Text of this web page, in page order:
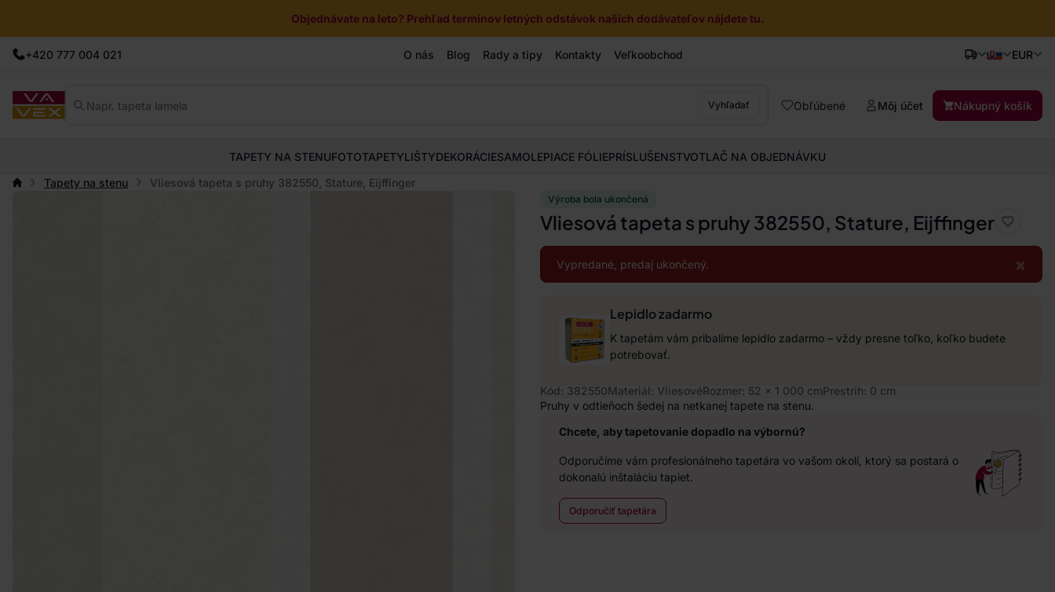
Objednávate na leto? Prehľad termínov letných odstávok našich dodávateľov nájdete tu.
+420 777 004 021 O nás Blog Rady a tipy Kontakty Veľkoobchod EUR
Vyhľadať Obľúbené Môj účet Nákupný košík
TAPETY NA STENUFOTOTAPETYLIŠTYDEKORÁCIESAMOLEPIACE FÓLIEPRÍSLUŠENSTVOTLAČ NA OBJEDNÁVKU
Tapety na stenu
Vliesová tapeta s pruhy 382550, Stature, Eijffinger
Výroba bola ukončená
Vliesová tapeta s pruhy 382550, Stature, Eijffinger
×
Vypredané, predaj ukončený.
Lepidlo zadarmo
K tapetám vám pribalíme lepidlo zadarmo – vždy presne toľko, koľko budete
potrebovať.
Kód: 382550Materiál: VliesovéRozmer: 52 x 1 000 cmPrestrih: 0 cm
Pruhy v odtieňoch šedej na netkanej tapete na stenu.
Chcete, aby tapetovanie dopadlo na výbornú?
Odporučíme vám profesionálneho tapetára vo vašom okolí, ktorý sa postará o
dokonalú inštaláciu tapiet.
Odporučiť tapetára